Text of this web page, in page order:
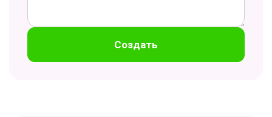
Создать